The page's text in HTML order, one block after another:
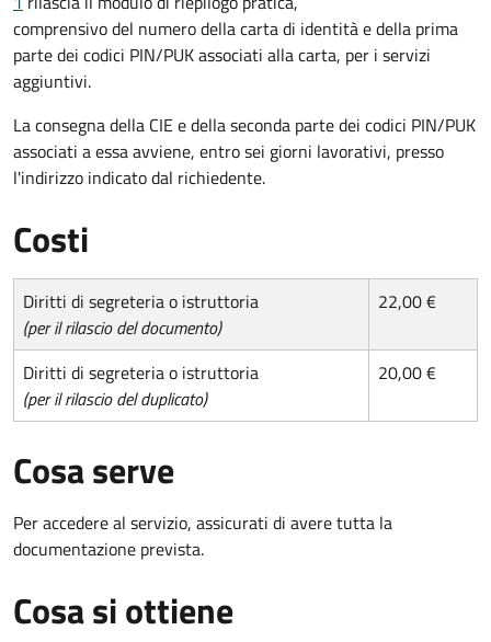
comprensivo del numero della carta di identità e della prima
parte dei codici PIN/PUK associati alla carta, per i servizi
aggiuntivi.
La consegna della CIE e della seconda parte dei codici PIN/PUK
associati a essa avviene, entro sei giorni lavorativi, presso
l'indirizzo indicato dal richiedente.
Costi
Diritti di segreteria o istruttoria
(per il rilascio del documento)
22,00 €
Diritti di segreteria o istruttoria
(per il rilascio del duplicato)
20,00 €
Cosa serve
Per accedere al servizio, assicurati di avere tutta la
documentazione prevista.
Cosa si ottiene